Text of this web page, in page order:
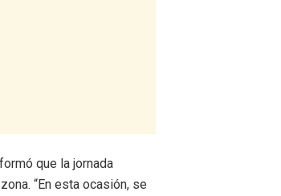
que la jornada
“En esta ocasión, se